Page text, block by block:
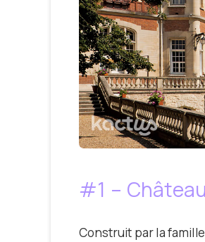
#1 –
Construit par la